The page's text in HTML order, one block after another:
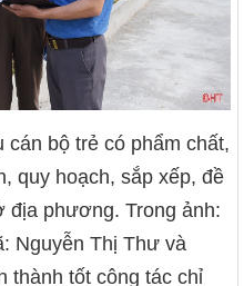
bộ trẻ có phẩm chất,
quy hoạch, sắp xếp, đề
địa phương. Trong ảnh:
Nguyễn Thị Thư và
thành tốt công tác chỉ